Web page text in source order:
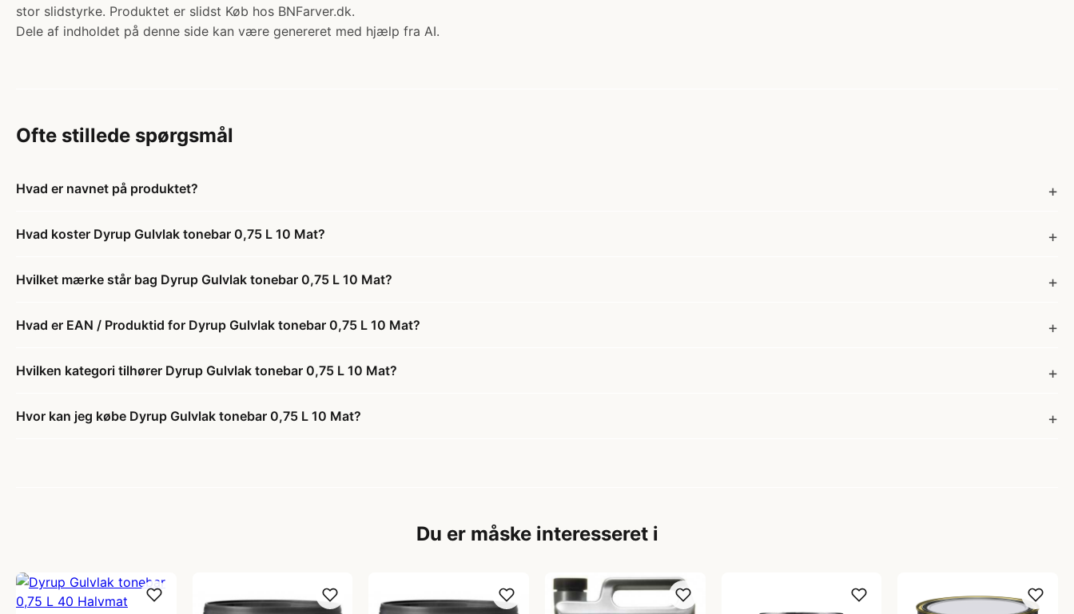
stor slidstyrke. Produktet er slidst Køb hos BNFarver.dk.
Dele af indholdet på denne side kan være genereret med hjælp fra AI.
Ofte stillede spørgsmål
Hvad er navnet på produktet?
Hvad koster Dyrup Gulvlak tonebar 0,75 L 10 Mat?
Hvilket mærke står bag Dyrup Gulvlak tonebar 0,75 L 10 Mat?
Hvad er EAN / Produktid for Dyrup Gulvlak tonebar 0,75 L 10 Mat?
Hvilken kategori tilhører Dyrup Gulvlak tonebar 0,75 L 10 Mat?
Hvor kan jeg købe Dyrup Gulvlak tonebar 0,75 L 10 Mat?
Du er måske interesseret i